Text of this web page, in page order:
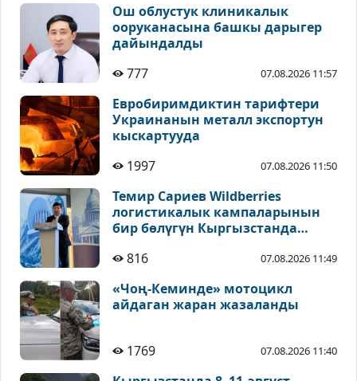
Ош облустук клиникалык
ооруканасына башкы дарыгер
дайындалды
777
07.08.2026 11:57
Евробиримдиктин тарифтери
Украинанын металл экспортун
кыскартууда
1997
07.08.2026 11:50
Темир Сариев Wildberries
логистикалык кампаларынын
бир бөлүгүн Кыргызстанда
816
07.08.2026 11:49
«Чоң-Кеминде» мотоцикл
айдаган жаран жазаланды
1769 07.08.2026 11:40